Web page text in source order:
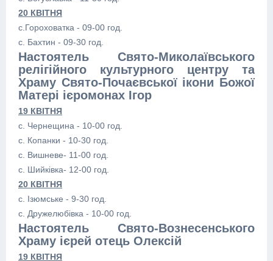
20 КВІТНЯ
с.Гороховатка - 09-00 год.
с. Бахтин - 09-30 год.
Настоятель Свято-Миколаївського
релігійного культурного центру та
Храму Свято-Почаєвської ікони Божої
Матері ієромонах Ігор
19 КВІТНЯ
с. Чернещина - 10-00 год.
с. Копанки - 10-30 год.
с. Вишневе- 11-00 год.
с. Шийківка- 12-00 год.
20 КВІТНЯ
с. Ізюмське - 9-30 год.
с. Дружелюбівка - 10-00 год.
Настоятель Свято-Вознесенського
Храму ієрей отець Олексій
19 КВІТНЯ